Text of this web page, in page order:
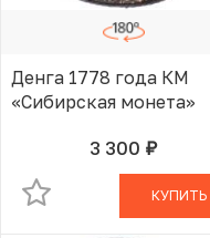
Денга 1778 года КМ
«Сибирская монета»
3 300 руб.
В КОРЗИНЕ
КУПИТЬ